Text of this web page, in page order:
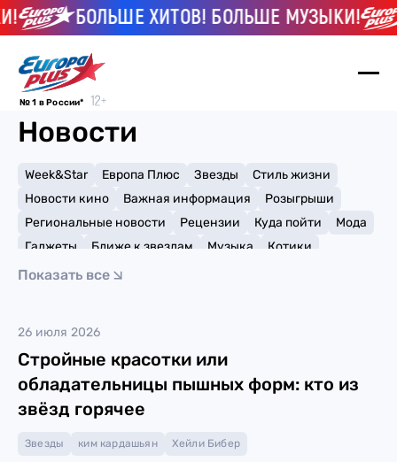
БОЛЬШЕ ХИТОВ! БОЛЬШЕ МУЗЫКИ!
№ 1 в России*
Новости
Week&Star Европа Плюс Звезды
Стиль жизни
Новости кино
Важная информация
Розыгрыши
Региональные новости
Рецензии Куда пойти
Мода
Гаджеты
Ближе к звездам Музыка
Котики
Мемы и тренды
Показать все
26 июля 2026
Стройные красотки или
обладательницы пышных форм: кто из
звёзд горячее
Звезды ким кардашьян Хейли Бибер